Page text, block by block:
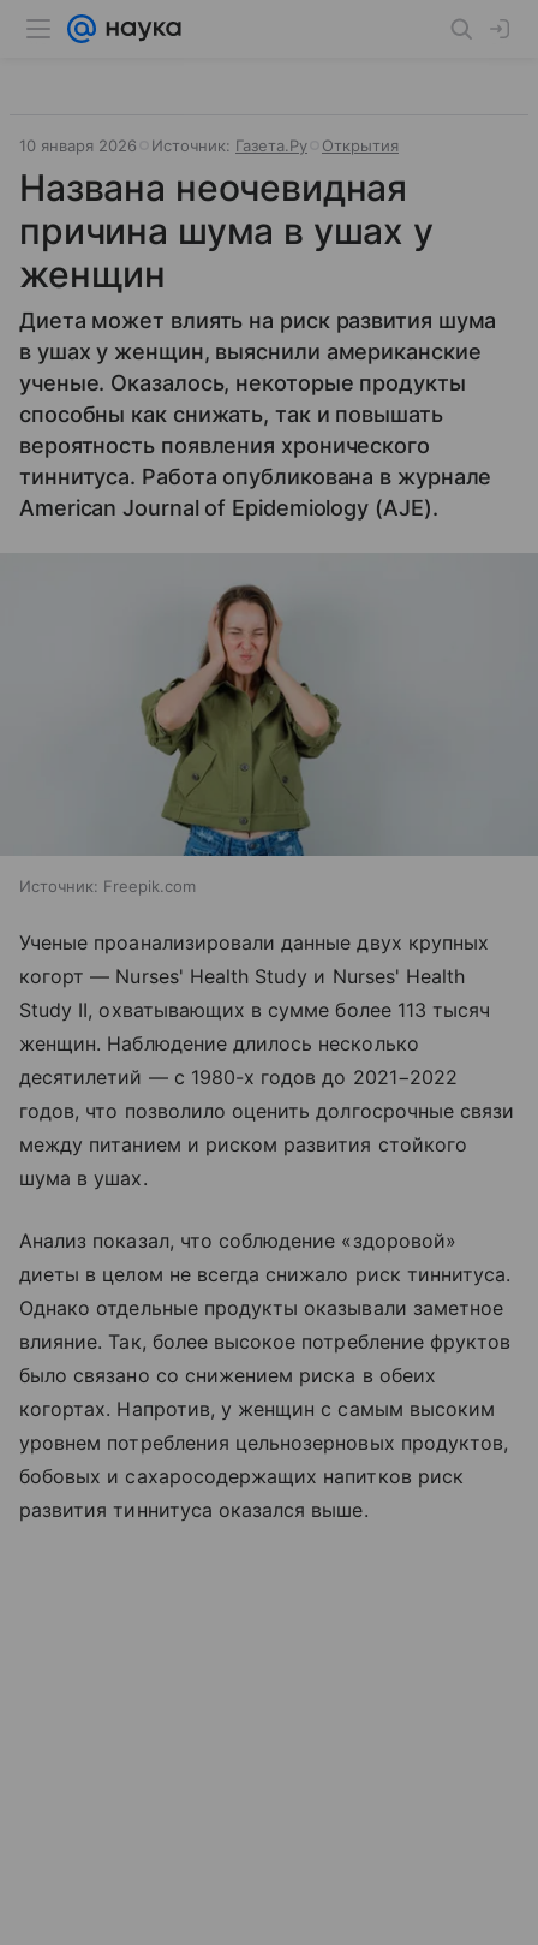
10 января 2026 Источник: Газета.Ру Открытия
Названа неочевидная
причина шума в ушах у
женщин
Диета может влиять на риск развития шума
в ушах у женщин, выяснили американские
ученые. Оказалось, некоторые продукты
способны как снижать, так и повышать
вероятность появления хронического
тиннитуса. Работа опубликована в журнале
American Journal of Epidemiology (AJE).
Источник: Freepik.com
Ученые проанализировали данные двух крупных
когорт — Nurses' Health Study и Nurses' Health
Study II, охватывающих в сумме более 113 тысяч
женщин. Наблюдение длилось несколько
десятилетий — с 1980-х годов до 2021−2022
годов, что позволило оценить долгосрочные связи
между питанием и риском развития стойкого
шума в ушах.
Анализ показал, что соблюдение «здоровой»
диеты в целом не всегда снижало риск тиннитуса.
Однако отдельные продукты оказывали заметное
влияние. Так, более высокое потребление фруктов
было связано со снижением риска в обеих
когортах. Напротив, у женщин с самым высоким
уровнем потребления цельнозерновых продуктов,
бобовых и сахаросодержащих напитков риск
развития тиннитуса оказался выше.